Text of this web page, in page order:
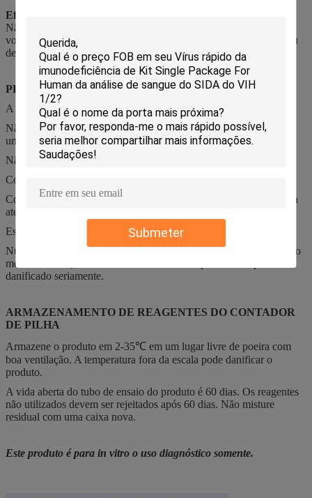
Submeter
Eficaz na redução de custos
Não somente podemos nós oferecer produtos estáveis e seguros
você, mas preços favoráveis reduzir igualmente sua despesa de seu
departamento.
PRECAUÇÕES DE REAGENTES DO CBC
A nova aferição é recomendada ao mudar a origem dos reagentes.
Não se recomenda usando tipos diferentes das soluções junto em
uma unidade de analisador.
Não ingira. Evite o contato com pele e olhos.
Contato de pele: Resplendor com abundância da água.
Contato de olhos: Resplendor com abundância da água. Obtenha a
atenção médica imediata.
Este jogo é para profissionais e in vitro o uso diagnóstico somente.
Nunca põe a água destilada sobre o analisador (exceto limpo para o
menu de envio), de outra maneira a unidade pneumática pode ser
danificado seriamente.
ARMAZENAMENTO DE REAGENTES DO CONTADOR
DE PILHA
Armazene o produto em 2-35℃ em um lugar livre de poeira com
boa ventilação. A temperatura fora da escala pode danificar o
produto.
A vida aberta do tubo de ensaio do produto é 60 dias. Os reagentes
não utilizados devem ser rejeitados após 60 dias. Não misture
residual com uma caixa nova.
Este produto é para in vitro o uso diagnóstico somente.